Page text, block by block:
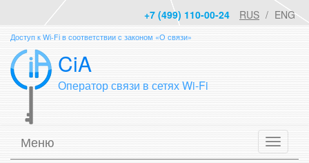
+7 (499) 110-00-24 RUS ENG
Доступ к Wi-Fi в соответствии с законом «О связи»
CiA
Оператор связи в сетях Wi-Fi
Меню